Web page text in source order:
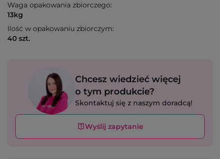
Waga opakowania zbiorczego:
13kg
Ilość w opakowaniu zbiorczym:
40 szt.
Chcesz wiedzieć więcej
o tym produkcie?
Skontaktuj się z naszym doradcą!
Wyślij zapytanie